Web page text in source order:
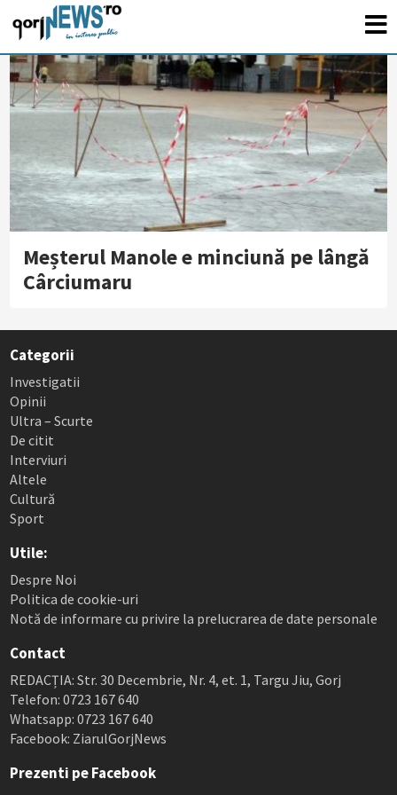
Meșterul Manole e minciună pe lângă
Cârciumaru
Categorii
Investigatii
Opinii
Ultra – Scurte
De citit
Interviuri
Altele
Cultură
Sport
Utile:
Despre Noi
Politica de cookie-uri
Notă de informare cu privire la prelucrarea de date personale
Contact
REDACȚIA: Str. 30 Decembrie, Nr. 4, et. 1, Targu Jiu, Gorj
Telefon: 0723 167 640
Whatsapp: 0723 167 640
Facebook: ZiarulGorjNews
Prezenti pe Facebook